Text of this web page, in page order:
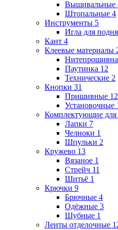
Вышивальные
Штопальные 4
Инструменты 5
Игла для
Кант 4
Клеевые материалы
Паутинка 12
Технические 2
Кнопки 31
Пришивные 12
Установочные
Комплектующие
Лапки 7
Челноки 1
Шпульки 2
Кружево 13
Вязаное 1
Стрейч 11
Шитьё 1
Крючки 9
Брючные 4
Одёжные 3
Шубные 1
Ленты отделочные